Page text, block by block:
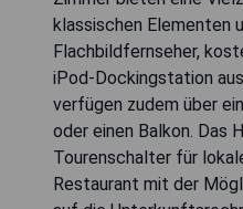
klassischen Elementen
Flachbildfernseher,
iPod-Dockingstation
verfügen zudem über
oder einen Balkon. Das
Tourenschalter für
Restaurant mit der